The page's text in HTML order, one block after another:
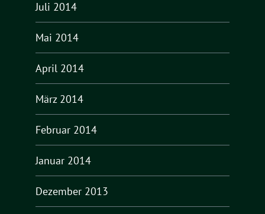
Juli 2014
Mai 2014
April 2014
März 2014
Februar 2014
Januar 2014
Dezember 2013